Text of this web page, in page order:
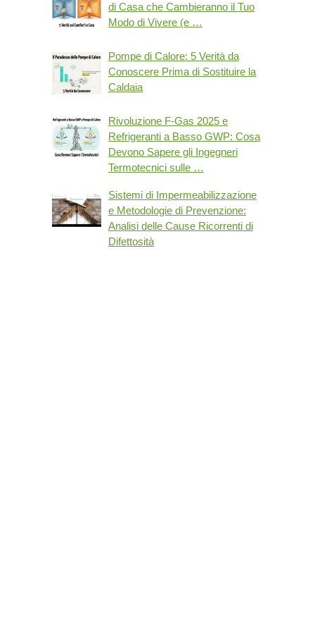
di Casa che Cambieranno il Tuo
Modo di Vivere (e …
Pompe di Calore: 5 Verità da
Conoscere Prima di Sostituire la
Caldaia
Rivoluzione F-Gas 2025 e
Refrigeranti a Basso GWP: Cosa
Devono Sapere gli Ingegneri
Termotecnici sulle …
Sistemi di Impermeabilizzazione
e Metodologie di Prevenzione:
Analisi delle Cause Ricorrenti di
Difettosità